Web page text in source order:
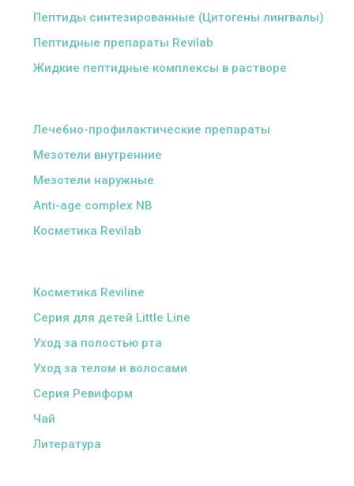
Пептиды синтезированные (Цитогены лингвалы)
Пептидные препараты Revilab
Жидкие пептидные комплексы в растворе
Лечебно-профилактические препараты
Мезотели внутренние
Мезотели наружные
Anti-age complex NB
Косметика Revilab
Косметика Reviline
Серия для детей Little Line
Уход за полостью рта
Уход за телом и волосами
Серия Ревиформ
Чай
Литература